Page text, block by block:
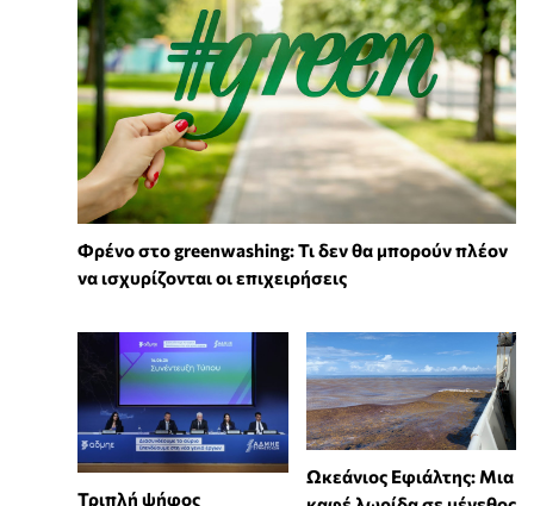
Φρένο στο greenwashing: Τι δεν θα μπορούν πλέον
να ισχυρίζονται οι επιχειρήσεις
Τριπλή ψήφος
Ωκεάνιος Εφιάλτης: Μια